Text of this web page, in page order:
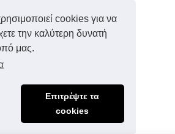
cookies για να
την καλύτερη δυνατή
μας.
Επιτρέψτε τα
cookies